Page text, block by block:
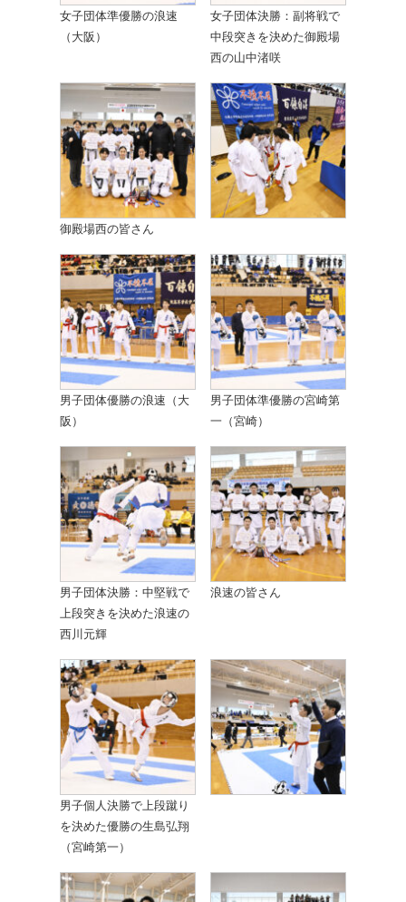
女子団体準優勝の浪速
（大阪）
女子団体決勝：副将戦で
中段突きを決めた御殿場
西の山中渚咲
御殿場西の皆さん
男子団体優勝の浪速（大
阪）
男子団体準優勝の宮崎第
一（宮崎）
男子団体決勝：中堅戦で
上段突きを決めた浪速の
西川元輝
浪速の皆さん
男子個人決勝で上段蹴り
を決めた優勝の生島弘翔
（宮崎第一）